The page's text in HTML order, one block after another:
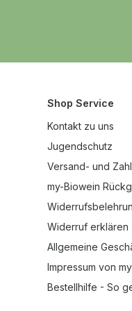
Shop Service
Kontakt zu uns
Jugendschutz
Versand- und
my-Biowein
Widerruf erklären
Allgemeine
Impressum von
Bestellhilfe - So